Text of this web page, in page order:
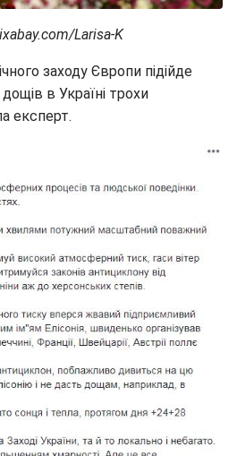
Larisa-K
заходу Європи підійде
в Україні трохи
експерт.